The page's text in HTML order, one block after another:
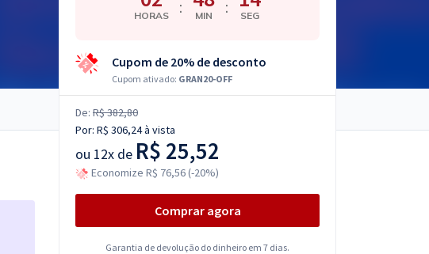
HORAS : MIN : SEG
Cupom de 20% de desconto
Cupom ativado: GRAN20-OFF
De: R$ 382,80
Por: R$ 306,24à vista
ou 12x de R$ 25,52
Economize R$ 76,56 (-20%)
Comprar agora
Garantia de devolução do dinheiro em 7 dias.